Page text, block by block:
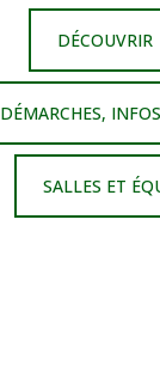
DÉCOUVRIR
DÉMARCHES,
SALLES ET